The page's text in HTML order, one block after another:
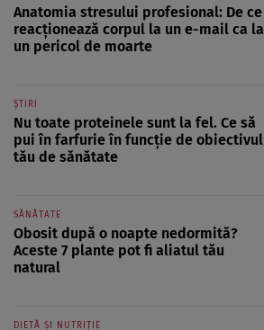
Anatomia stresului profesional: De ce
reacționează corpul la un e-mail ca la
un pericol de moarte
ȘTIRI
Nu toate proteinele sunt la fel. Ce să
pui în farfurie în funcție de obiectivul
tău de sănătate
SĂNĂTATE
Obosit după o noapte nedormită?
Aceste 7 plante pot fi aliatul tău
natural
DIETĂ ȘI NUTRIȚIE